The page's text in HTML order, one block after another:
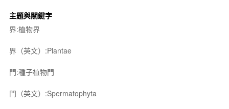
主題與關鍵字
界:植物界
界（英文）:Plantae
門:種子植物門
門（英文）:Spermatophyta